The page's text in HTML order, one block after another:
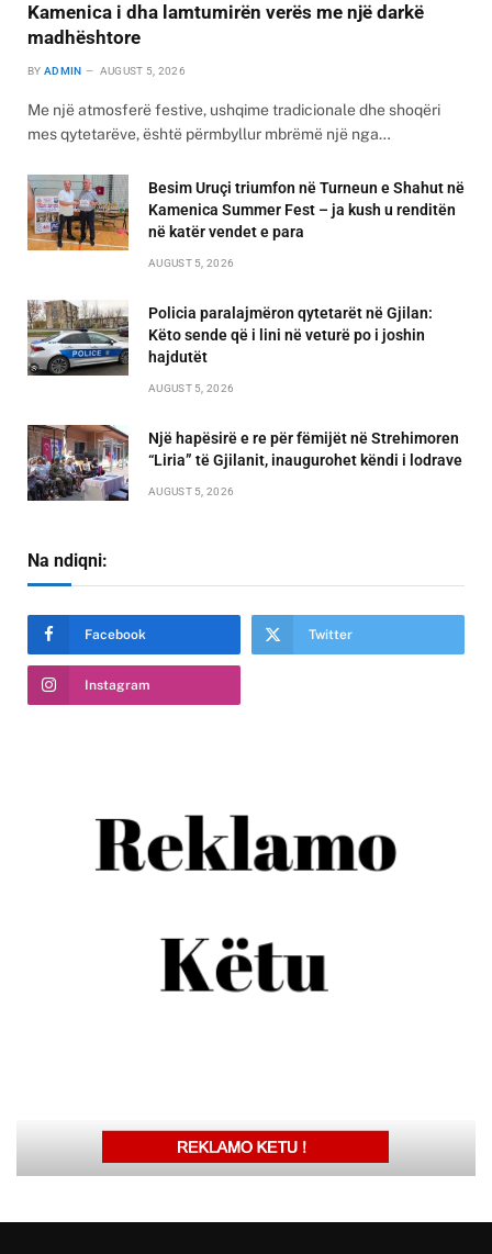
Kamenica i dha lamtumirën verës me një darkë
madhështore
BY ADMIN AUGUST 5, 2026
Me një atmosferë festive, ushqime tradicionale dhe shoqëri
mes qytetarëve, është përmbyllur mbrëmë një nga…
Besim Uruçi triumfon në Turneun e Shahut në
Kamenica Summer Fest – ja kush u renditën
në katër vendet e para
AUGUST 5, 2026
Policia paralajmëron qytetarët në Gjilan:
Këto sende që i lini në veturë po i joshin
hajdutët
AUGUST 5, 2026
Një hapësirë e re për fëmijët në Strehimoren
“Liria” të Gjilanit, inaugurohet këndi i lodrave
AUGUST 5, 2026
Na ndiqni:
Facebook Twitter
Instagram